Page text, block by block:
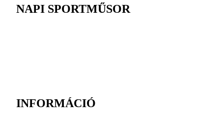
NAPI SPORTMŰSOR
INFORMÁCIÓ